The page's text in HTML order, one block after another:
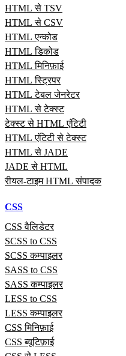
HTML से TSV
HTML से CSV
HTML एन्कोड
HTML डिकोड
HTML मिनिफ़ाई
HTML स्ट्रिपर
HTML टेबल जेनरेटर
HTML से टेक्स्ट
टेक्स्ट से HTML एंटिटी
HTML एंटिटी से टेक्स्ट
HTML से JADE
JADE से HTML
रीयल‑टाइम HTML संपादक
CSS
CSS वैलिडेटर
SCSS to CSS
SCSS कम्पाइलर
SASS to CSS
SASS कम्पाइलर
LESS to CSS
LESS कम्पाइलर
CSS मिनिफ़ाई
CSS ब्यूटिफ़ाई